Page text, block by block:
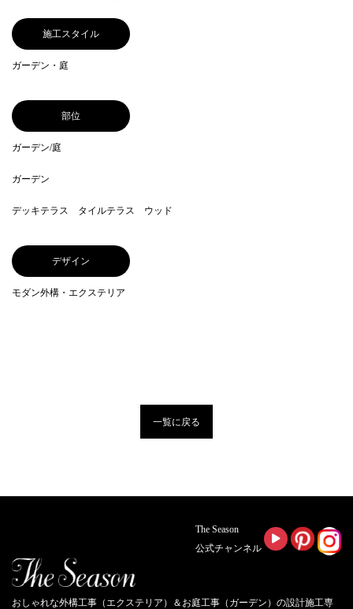
施工スタイル
ガーデン・庭
部位
ガーデン/庭
ガーデン
デッキテラス タイルテラス ウッド
デザイン
モダン外構・エクステリア
一覧に戻る
The Season
公式チャンネル
おしゃれな外構工事（エクステリア）＆お庭工事（ガーデン）の設計施工専